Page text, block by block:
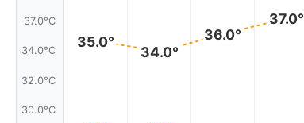
37.0°C
34.0°C
32.0°C
30.0°C
35.0°
34.0°
36.0°
37.0°